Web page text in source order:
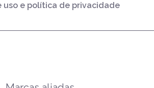
uso e política de privacidade